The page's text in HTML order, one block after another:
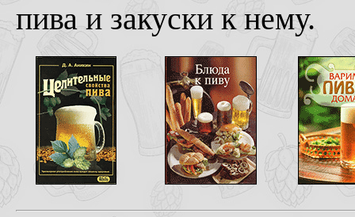
пива и закуски к нему.